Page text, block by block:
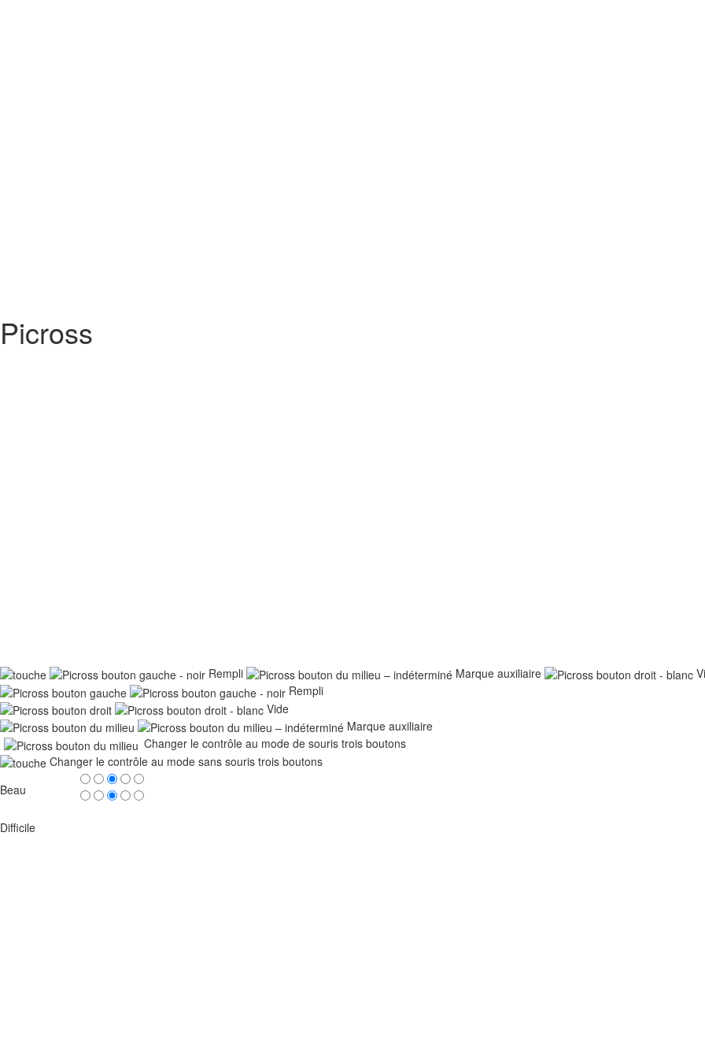
Picross
Rempli Marque auxiliaire
Rempli
Vide
Marque auxiliaire
Changer le contrôle au mode de souris trois boutons
Changer le contrôle au mode sans souris trois boutons
Beau
Difficile